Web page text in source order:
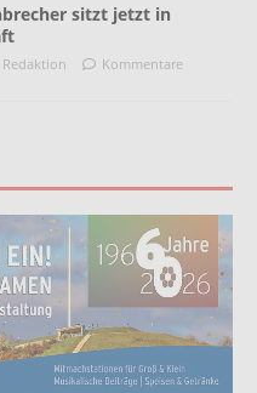
sitzt jetzt in
Redaktion
Kommentare